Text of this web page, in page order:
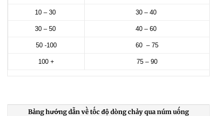
10 – 30 30 – 40
30 – 50 40 – 60
50 -100 60 – 75
100 + 75 – 90
Bảng hướng dẫn về tốc độ dòng chảy qua núm uống